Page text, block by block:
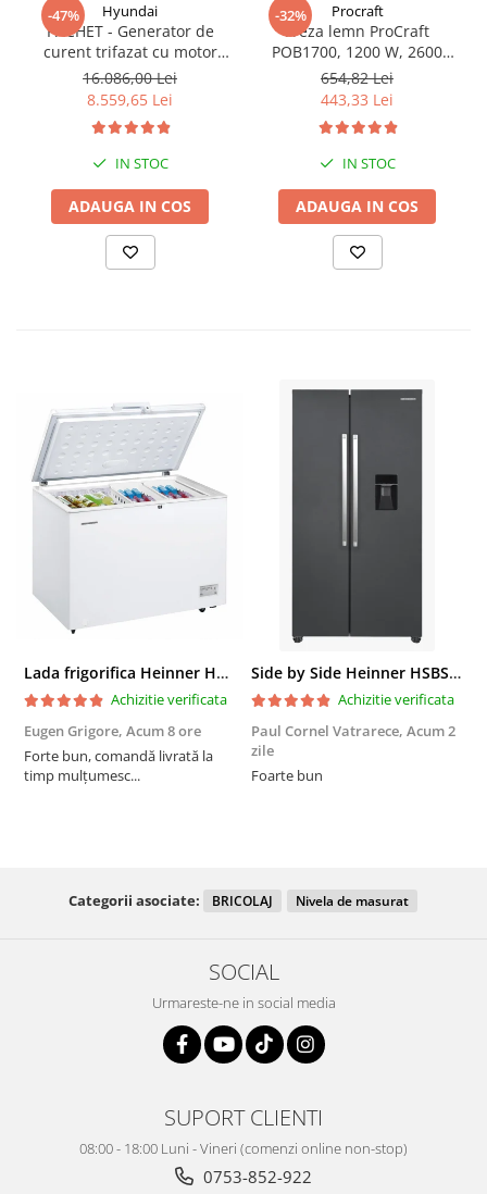
-47% Hyundai
PACHET - Generator de
curent trifazat cu motor
diesel Hyundai DHY8600SE-
T, putere motor 12 CP,
tensiune 380 / 220 V +
Automatizare trifazata
16.086,00 Lei
8.559,65 Lei
IN STOC
ADAUGA IN COS
-32% Procraft
Freza lemn ProCraft
POB1700, 1200 W, 2600
Rpm cu 12 freze pentru
lemn incluse in pachet
654,82 Lei
443,33 Lei
IN STOC
ADAUGA IN COS
Lada frigorifica Heinner HCF-287CNHE++, 287 l, Clasa E, Compresor inverter, Iluminare LED, Functionalitate frigider, Alb
Achizitie verificata
Eugen Grigore, Acum 8 ore
Forte bun, comandă livrată la
timp mulțumesc...
Side by Side Heinner HSBS-HM439NFINVDGWDE++, Total No Frost, Compresor Inverter, Dozator Apa, Display Touch LED, 439 L, Clasa E, Gri Antracit Texturat
Achizitie verificata
Paul Cornel Vatrarece, Acum 2
zile
Foarte bun
Categorii asociate: BRICOLAJ Nivela de masurat
SOCIAL
Urmareste-ne in social media
SUPORT CLIENTI
08:00 - 18:00 Luni - Vineri (comenzi online non-stop)
0753-852-922